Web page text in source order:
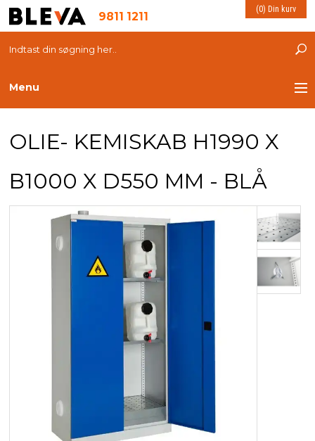
9811 1211 (0) Din kurv
Menu
INDRETNING
ESD PRODUKTER
MILJØ OG VELFÆRD
OLIE- KEMISKAB H1990 X
B1000 X D550 MM - BLÅ